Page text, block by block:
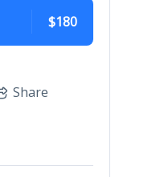
$180
Share